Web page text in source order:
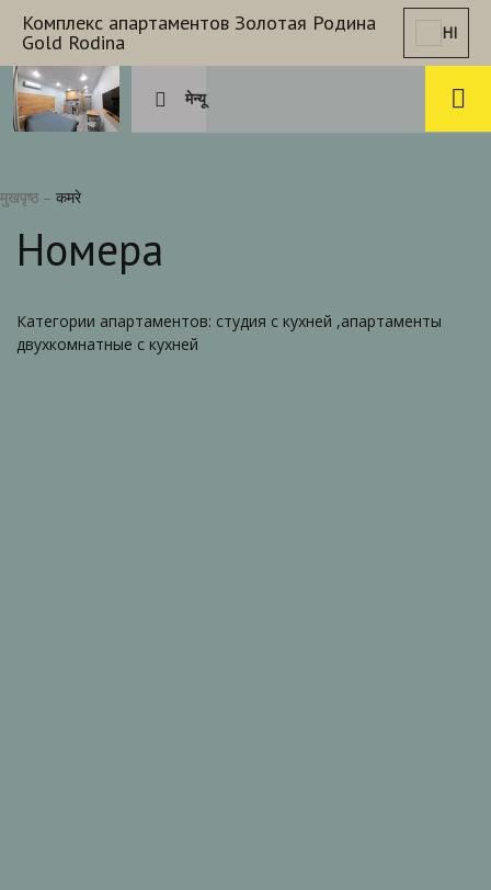
Комплекс апартаментов Золотая Родина
Gold Rodina HI
मेन्यू
मुखपृष्ठ – कमरे
Номера
Категории апартаментов: студия с кухней ,апартаменты
двухкомнатные с кухней